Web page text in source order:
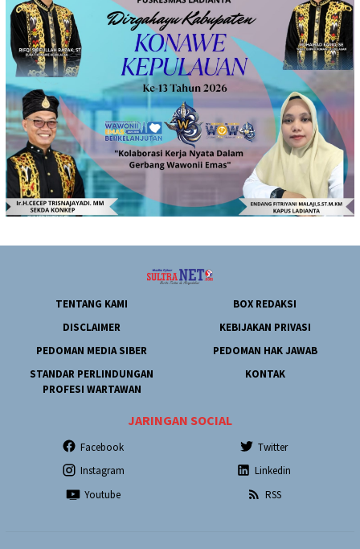
TENTANG KAMI
BOX REDAKSI
DISCLAIMER
KEBIJAKAN PRIVASI
PEDOMAN MEDIA SIBER
PEDOMAN HAK JAWAB
STANDAR PERLINDUNGAN
PROFESI WARTAWAN
KONTAK
JARINGAN SOCIAL
Facebook
Twitter
Instagram
Linkedin
Youtube
RSS